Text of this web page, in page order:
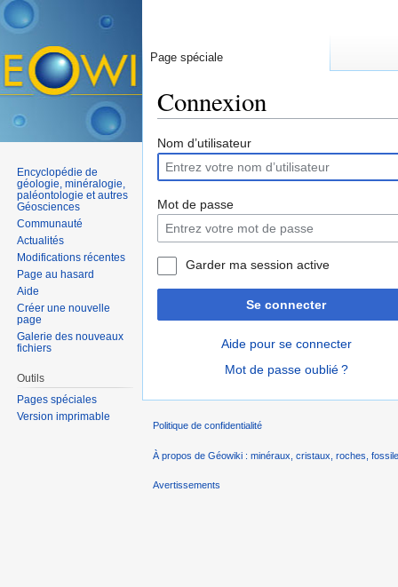
Connexion
Nom d’utilisateur
Mot de passe
Garder ma session active
Se connecter
Aide pour se connecter
Mot de passe oublié ?
Page spéciale
Encyclopédie de
géologie, minéralogie,
paléontologie et autres
Géosciences
Communauté
Actualités
Modifications récentes
Page au hasard
Aide
Créer une nouvelle
page
Galerie des nouveaux
fichiers
Outils
Pages spéciales
Version imprimable
Politique de confidentialité
À propos de Géowiki : minéraux, cristaux, roches,
Avertissements